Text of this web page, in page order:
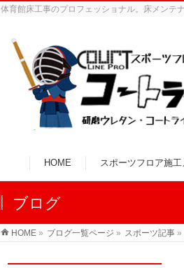
体育館床工事のプロフェッショナル。床メンテ
HOME スポーツフロア施
ブログ
HOME » ブログ一覧ページ » スポーツ記事 »